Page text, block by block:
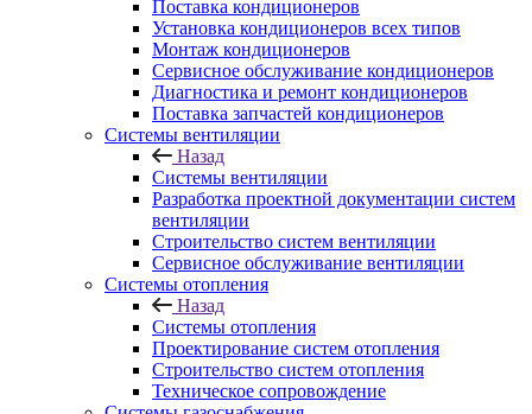
Поставка кондиционеров
Установка кондиционеров всех типов
Монтаж кондиционеров
Сервисное обслуживание кондиционеров
Диагностика и ремонт кондиционеров
Поставка запчастей кондиционеров
Системы вентиляции
Назад
Системы вентиляции
Разработка проектной документации систем
вентиляции
Строительство систем вентиляции
Сервисное обслуживание вентиляции
Системы отопления
Назад
Системы отопления
Проектирование систем отопления
Строительство систем отопления
Техническое сопровождение